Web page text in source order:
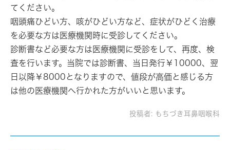
てください。
咽頭痛ひどい方、咳がひどい方など、症状がひどく治療
を必要な方は医療機関時に受診してください。
診断書など必要な方は医療機関に受診をして、再度、検
査を行います。当院では診断書、当日発行￥10000、翌
日以降￥8000となりますので、値段が高価と感じる方
は他の医療機関へ行かれた方がいいと思います。
投稿者: もちづき耳鼻咽喉科